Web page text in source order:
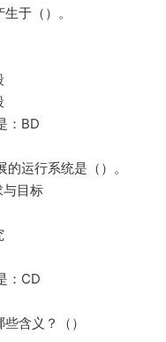
于（）。
：BD
的运行系统是（）。
与目标
：CD
含义？（）